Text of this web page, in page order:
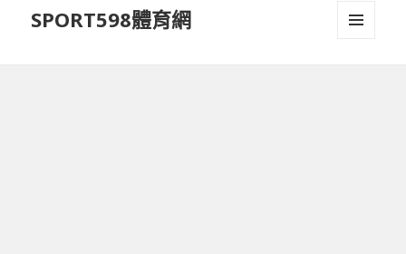
SPORT598體育網